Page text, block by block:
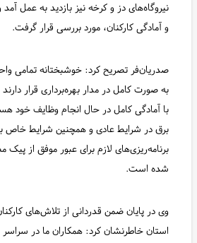
نیروگاه‌های دز و کرخه نیز بازدید به عمل آمد
و آمادگی کارکنان، مورد بررسی قرار گرفت.
صدریان‌فر تصریح کرد: خوشبختانه تمامی
به صورت کامل در مدار بهره‌برداری قرار دارند
با آمادگی کامل در حال انجام وظایف خود
برق در شرایط عادی و همچنین شرایط خاص
برنامه‌ریزی‌های لازم برای عبور موفق از پیک
شده است.
وی در پایان ضمن قدردانی از تلاش‌های
استان خاطرنشان کرد: همکاران ما در سراسر